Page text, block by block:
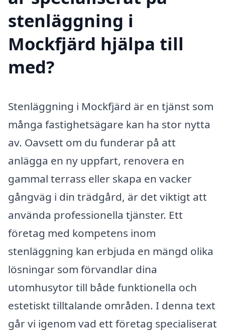
stenläggning i
Mockfjärd hjälpa till
med?
Stenläggning i Mockfjärd är en tjänst som
många fastighetsägare kan ha stor nytta
av. Oavsett om du funderar på att
anlägga en ny uppfart, renovera en
gammal terrass eller skapa en vacker
gångväg i din trädgård, är det viktigt att
använda professionella tjänster. Ett
företag med kompetens inom
stenläggning kan erbjuda en mängd olika
lösningar som förvandlar dina
utomhusytor till både funktionella och
estetiskt tilltalande områden. I denna text
går vi igenom vad ett företag specialiserat